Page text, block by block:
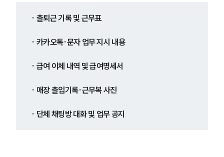
주요 업무사례
법률정보
법률지식인
고객후기
업무분야
노동산재그룹 업무
· 출퇴근 기록 및 근무표
· 카카오톡·문자 업무 지시 내용
· 급여 이체 내역 및 급여명세서
· 매장 출입기록·근무복 사진
· 단체 채팅방 대화 및 업무 공지